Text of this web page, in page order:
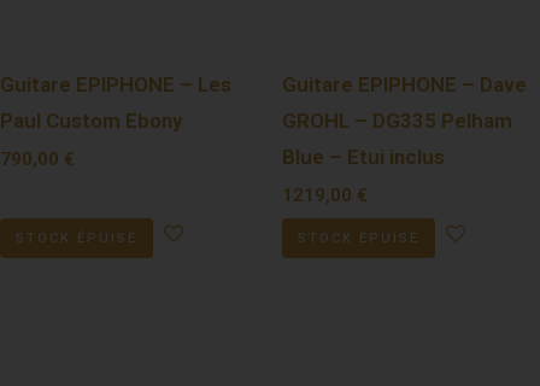
Guitare EPIPHONE – Les
Paul Custom Ebony
790,00 €
STOCK ÉPUISÉ
Guitare EPIPHONE – Dave
GROHL – DG335 Pelham
Blue – Etui inclus
1219,00 €
STOCK ÉPUISÉ